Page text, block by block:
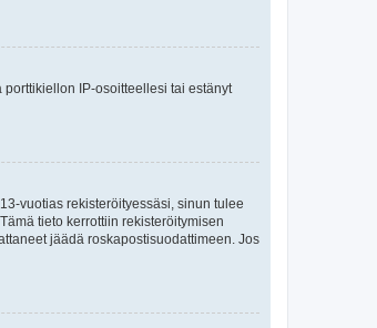
IP-osoitteellesi tai estänyt
vuotias rekisteröityessäsi, sinun tulee
tieto kerrottiin rekisteröitymisen
jäädä roskapostisuodattimeen. Jos